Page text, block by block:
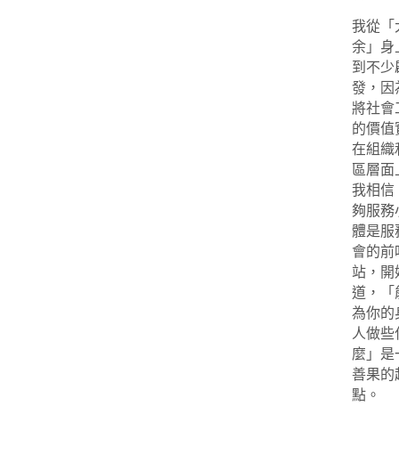
我從 「
余 」 身
到不少
發，因
將社會
的價值
在組織
區層面
我相信
夠服務
體是服
會的前
站，開
道，「
為你的
人做些
麼」是
善果的
點。